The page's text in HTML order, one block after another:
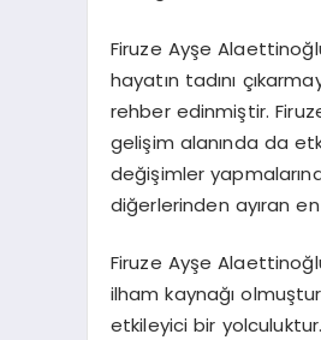
Firuze Ayşe
hayatın tadını
rehber edinmiştir.
gelişim alanında da
değişimler
diğerlerinden ayıran
Firuze Ayşe
ilham kaynağı
etkileyici bir